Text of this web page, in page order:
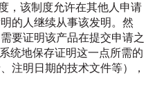
，该制度允许在其他人申请
的人继续从事该发明。然
要证明该产品在提交申请之
统地保存证明这一点所需的
注明日期的技术文件等），